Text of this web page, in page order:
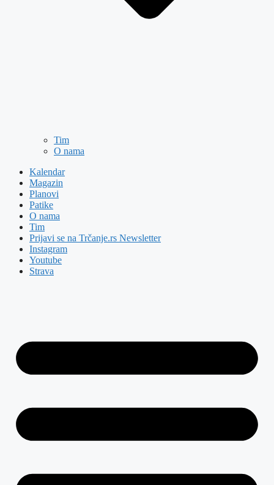
Tim
O nama
Kalendar
Magazin
Planovi
Patike
O nama
Tim
Prijavi se na Trčanje.rs Newsletter
Instagram
Youtube
Strava